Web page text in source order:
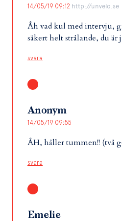
14/05/19 09:12 http://unvelo.se
Åh vad kul med intervju,
säkert helt strålande, du är
svara
Anonym
14/05/19 09:55
ÅH, håller tummen!! (två
svara
Emelie